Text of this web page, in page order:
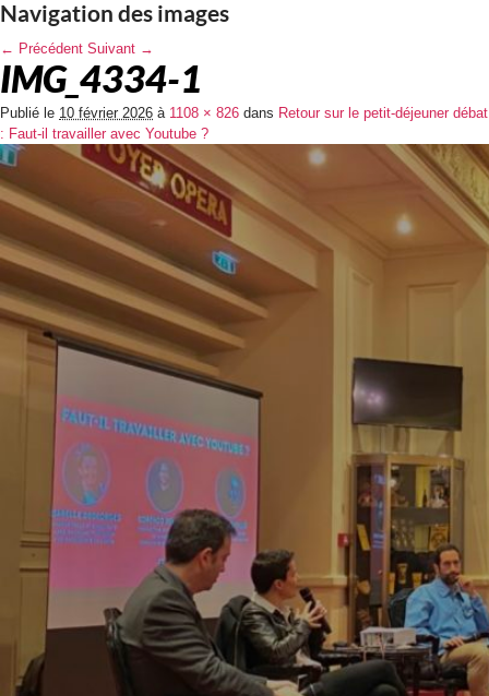
Navigation des images
← Précédent Suivant →
IMG_4334-1
Publié le 10 février 2026 à 1108 × 826 dans Retour sur le petit-déjeuner débat
: Faut-il travailler avec Youtube ?